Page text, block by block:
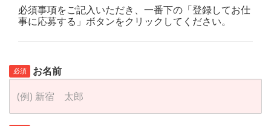
必須事項をご記入いただき、一番下の「登録してお仕
事に応募する」ボタンをクリックしてください。
必須 お名前